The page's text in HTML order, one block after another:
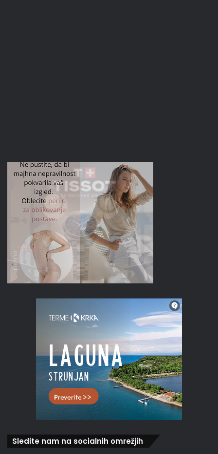
Sledite nam na socialnih omrežjih